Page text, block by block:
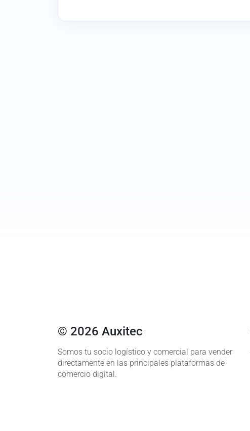
© 2026 Auxitec
Somos tu socio logístico y comercial para vender
directamente en las principales plataformas de
comercio digital.